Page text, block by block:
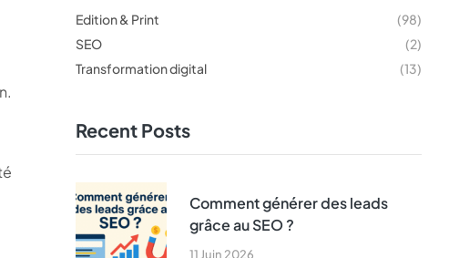
Edition & Print
(98)
SEO
(2)
Transformation digital
(13)
Recent Posts
11 Juin 2026
Comment générer des leads
grâce au SEO ?